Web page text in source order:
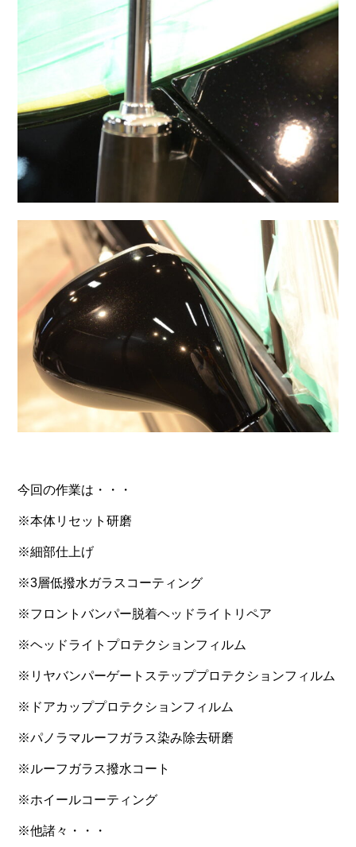
今回の作業は・・・
※本体リセット研磨
※細部仕上げ
※3層低撥水ガラスコーティング
※フロントバンパー脱着ヘッドライトリペア
※ヘッドライトプロテクションフィルム
※リヤバンパーゲートステッププロテクションフィルム
※ドアカッププロテクションフィルム
※パノラマルーフガラス染み除去研磨
※ルーフガラス撥水コート
※ホイールコーティング
※他諸々・・・